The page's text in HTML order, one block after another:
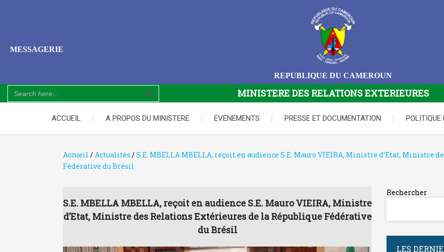
MESSAGERIE
REPUBLIQUE DU CAMEROUN
Search
for:
Search Button
MINISTERE DES RELATIONS EXTERIEURES
ACCUEIL A PROPOS DU MINISTERE EVENEMENTS PRESSE ET DOCUMENTATION POLITIQUE
Accueil /Actualités /S.E. MBELLA MBELLA, reçoit en audience S.E. Mauro VIEIRA, Ministre d’Etat, Ministre
Fédérative du Brésil
S.E. MBELLA MBELLA, reçoit en audience S.E. Mauro VIEIRA, Ministre
d’Etat, Ministre des Relations Extérieures de la République Fédérative
du Brésil
Rechercher
LES